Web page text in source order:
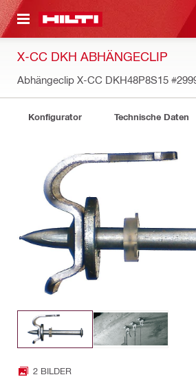
X-CC DKH ABHÄNGECLIP
Abhängeclip X-CC DKH48P8S15
Konfigurator Technische Daten
2 BILDER